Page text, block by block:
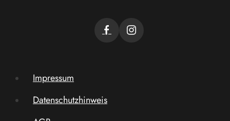
Impressum
Datenschutzhinweis